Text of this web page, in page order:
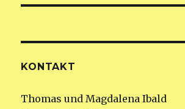
KONTAKT
Thomas und Magdalena Ibald